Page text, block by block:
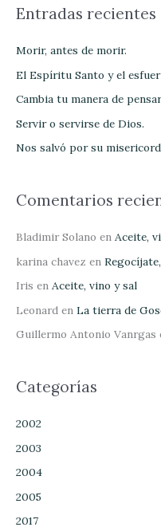
c
o
r
:
Entradas recientes
Morir, antes de morir.
El Espíritu Santo y el
Cambia tu manera de
Servir o servirse de Dios.
Nos salvó por su
Comentarios
Bladimir Solano en Aceite,
karina chavez en
Iris en Aceite, vino y sal
Leonard en La tierra de
Guillermo Antonio Vanrgas
Categorías
2002
2003
2004
2005
2017